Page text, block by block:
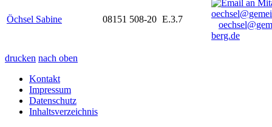
Öchsel Sabine 08151 508-20 E.3.7
berg.de
drucken nach oben
Kontakt
Impressum
Datenschutz
Inhaltsverzeichnis